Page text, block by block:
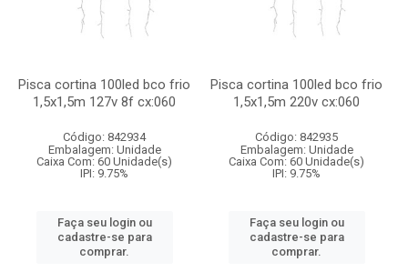
Pisca cortina 100led bco frio
1,5x1,5m 127v 8f cx:060
Código: 842934
Embalagem: Unidade
Caixa Com: 60 Unidade(s)
IPI: 9.75%
Faça seu login ou
cadastre-se para
comprar.
Pisca cortina 100led bco frio
1,5x1,5m 220v cx:060
Código: 842935
Embalagem: Unidade
Caixa Com: 60 Unidade(s)
IPI: 9.75%
Faça seu login ou
cadastre-se para
comprar.